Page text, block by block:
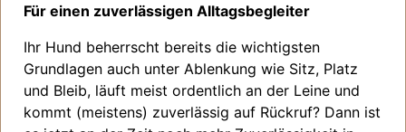
Für einen zuverlässigen Alltagsbegleiter
Ihr Hund beherrscht bereits die wichtigsten
Grundlagen auch unter Ablenkung wie Sitz, Platz
und Bleib, läuft meist ordentlich an der Leine und
kommt (meistens) zuverlässig auf Rückruf? Dann ist